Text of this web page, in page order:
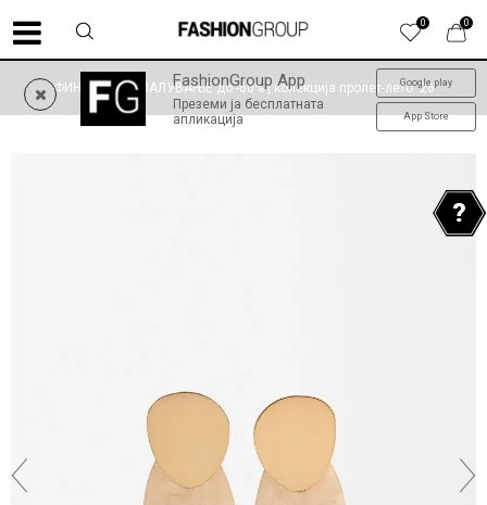
0
0
FashionGroup App
Преземи ја бесплатната
апликација
Google play
App Store
ФИНАЛНО НАМАЛУВАЊЕ до -60% | колекција пролет-лето '26